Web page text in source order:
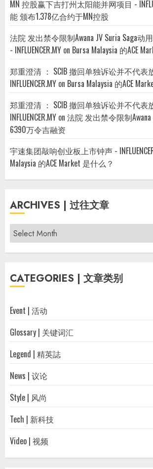
MN 控股赢下吉打州太阳能并网项目 -
能 颁布1.378亿合约于MN控股
法院 发出禁令限制Awana JV Suria Saga动
- INFLUENCER.MY on Bursa Malaysia 的ACE
郑重澄清 ： SCIB 撤回单独诉讼并不代表
INFLUENCER.MY on Bursa Malaysia 的ACE
郑重澄清 ： SCIB 撤回单独诉讼并不代表
INFLUENCER.MY on 法院 发出禁令限制Awana
6390万令吉融资
宇速集团敲响创业板上市钟声 -
Malaysia 的ACE Market 是什么？
ARCHIVES | 过往文章
Archives
|
过
文
CATEGORIES | 文章类别
Event | 活动
Glossary | 关键词汇
Legend | 精英誌
News | 议论
Style | 风尚
Tech | 新科技
Video | 视频